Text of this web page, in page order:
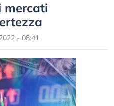
mercati
- 08:41